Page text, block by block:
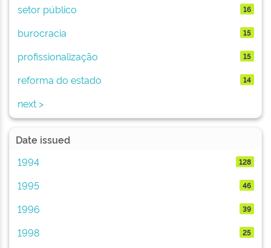
setor público 16
burocracia 15
profissionalização 15
reforma do estado 14
next >
Date issued
1994
128
1995 46
1996 39
1998 25